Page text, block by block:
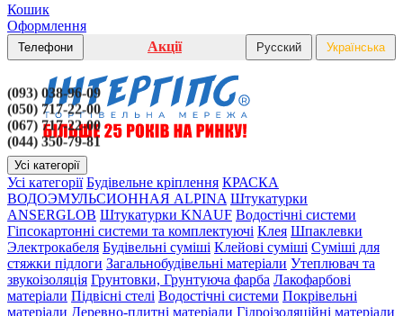
Кошик
Оформлення
Телефони
(093) 038-96-09
(050) 717-22-00
(067) 717-22-00
(044) 350-79-81
Акції Русский Українська
Усі категорії
Усі категорії Будівельне кріплення КРАСКА
ВОДОЭМУЛЬСИОННАЯ ALPINA Штукатурки
ANSERGLOB Штукатурки KNAUF Водостічні системи
Гіпсокартонні системи та комплектуючі Клея Шпаклевки
Электрокабеля Будівельні суміші Клейові суміші Суміші для
стяжки підлоги Загальнобудівельні матеріали Утеплювач та
звукоізоляція Грунтовки, Грунтуюча фарба Лакофарбові
матеріали Підвісні стелі Водостічні системи Покрівельні
матеріали Деревно-плитні матеріали Гідроізоляційні матеріали